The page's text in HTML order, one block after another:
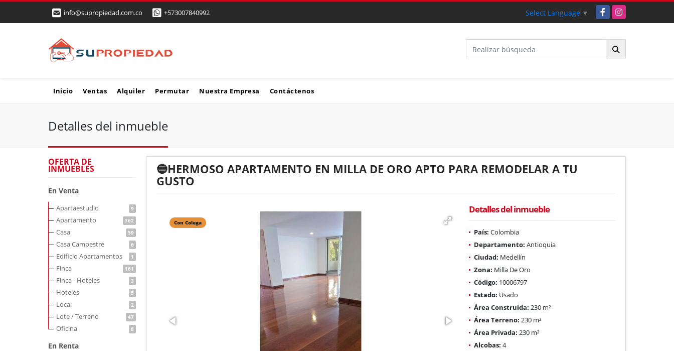
info@supropiedad.com.co +573007840992 Select Language ▼ FacebookInstagram
Inicio Ventas Alquiler Permutar Nuestra Empresa Contáctenos
Detalles del inmueble
OFERTA DE
INMUEBLES
En Venta
Apartaestudio 9
Apartamento 362
Casa 59
Casa Campestre 6
Edificio Apartamentos 1
Finca 161
Finca - Hoteles 3
Hoteles 5
Local 2
Lote / Terreno 47
Oficina 8
En Renta
🔵HERMOSO APARTAMENTO EN MILLA DE ORO APTO PARA REMODELAR A TU
GUSTO
Con Colega
Detalles del inmueble
País: Colombia
Departamento: Antioquia
Ciudad: Medellín
Zona: Milla De Oro
Código: 10006797
Estado: Usado
Área Construida: 230 m²
Área Terreno: 230 m²
Área Privada: 230 m²
Alcobas: 4